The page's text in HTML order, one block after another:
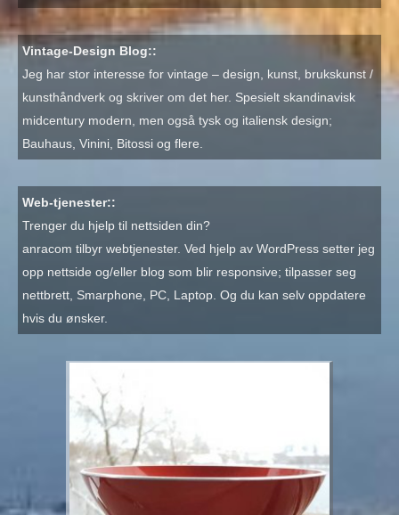
Vintage-Design Blog::
Jeg har stor interesse for vintage – design, kunst, brukskunst /
kunsthåndverk og skriver om det her. Spesielt skandinavisk
midcentury modern, men også tysk og italiensk design;
Bauhaus, Vinini, Bitossi og flere.
Web-tjenester::
Trenger du hjelp til nettsiden din?
anracom tilbyr webtjenester. Ved hjelp av WordPress setter jeg
opp nettside og/eller blog som blir responsive; tilpasser seg
nettbrett, Smarphone, PC, Laptop. Og du kan selv oppdatere
hvis du ønsker.